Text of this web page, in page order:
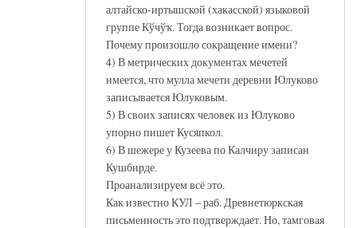
алтайско-иртышской (хакасской) языковой
группе Кўчўҡ. Тогда возникает вопрос.
Почему произошло сокращение имени?
4) В метрических документах мечетей
имеется, что мулла мечети деревни Юлуково
записывается Юлуковым.
5) В своих записях человек из Юлуково
упорно пишет Кусяпкол.
6) В шежере у Кузеева по Калчиру записан
Кушбирде.
Проанализируем всё это.
Как известно КУЛ – раб. Древнетюркская
письменность это подтверждает. Но, тамговая